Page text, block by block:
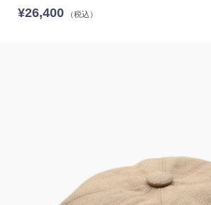
¥26,400（税込）